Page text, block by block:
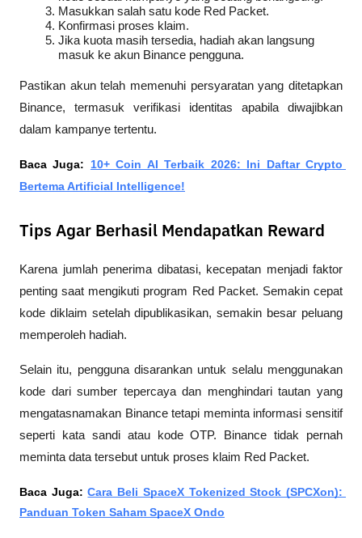
Masukkan salah satu kode Red Packet.
Konfirmasi proses klaim.
Jika kuota masih tersedia, hadiah akan langsung
masuk ke akun Binance pengguna.
Pastikan akun telah memenuhi persyaratan yang ditetapkan
Binance, termasuk verifikasi identitas apabila diwajibkan
dalam kampanye tertentu.
Baca Juga: 10+ Coin AI Terbaik 2026: Ini Daftar Crypto
Bertema Artificial Intelligence!
Tips Agar Berhasil Mendapatkan Reward
Karena jumlah penerima dibatasi, kecepatan menjadi faktor
penting saat mengikuti program Red Packet. Semakin cepat
kode diklaim setelah dipublikasikan, semakin besar peluang
memperoleh hadiah.
Selain itu, pengguna disarankan untuk selalu menggunakan
kode dari sumber tepercaya dan menghindari tautan yang
mengatasnamakan Binance tetapi meminta informasi sensitif
seperti kata sandi atau kode OTP. Binance tidak pernah
meminta data tersebut untuk proses klaim Red Packet.
Baca Juga: Cara Beli SpaceX Tokenized Stock (SPCXon):
Panduan Token Saham SpaceX Ondo